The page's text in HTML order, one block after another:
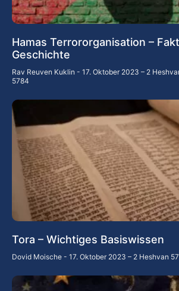
Hamas Terrororganisation –
Geschichte
Rav Reuven Kuklin
17. Oktober 2023 – 2
5784
Tora – Wichtiges Basiswissen
Dovid Moische 17. Oktober 2023 – 2 Heshvan